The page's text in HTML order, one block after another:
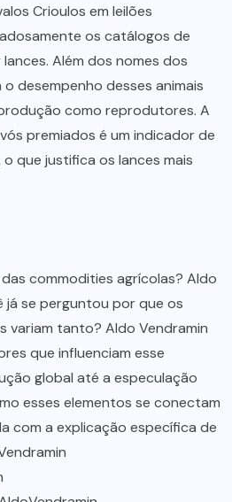
Crioulos em leilões
os catálogos de
Além dos nomes dos
desempenho desses animais
como reprodutores. A
premiados é um indicador de
que justifica os lances mais
commodities agrícolas? Aldo
já se perguntou por que os
variam tanto? Aldo Vendramin
que influenciam esse
global até a especulação
esses elementos se conectam
com a explicação específica de